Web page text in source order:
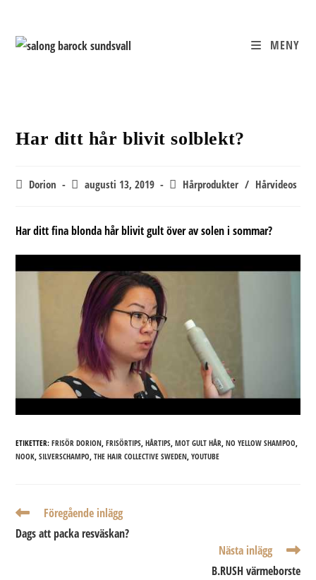
innehållet
MENY
Har ditt hår blivit solblekt?
Inläggsförfattare:
Dorion
Inlägget
augusti 13, 2019 Inläggskategori:
Hårprodukter / Hårvideos
Har ditt fina blonda hår blivit gult över av solen i sommar?
ETIKETTER:FRISÖR DORION FRISÖRTIPS HÅRTIPS MOT GULT HÅR NO YELLOW SHAMPOO
NOOK SILVERSCHAMPO THE HAIR COLLECTIVE SWEDEN YOUTUBE
Läs
artiklar
Föregående inlägg
Dags att packa resväskan?
Nästa inlägg
B.RUSH värmeborste